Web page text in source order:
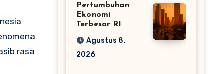
rasa
Pertumbuhan
Ekonomi
Terbesar RI
Agustus 8,
2026